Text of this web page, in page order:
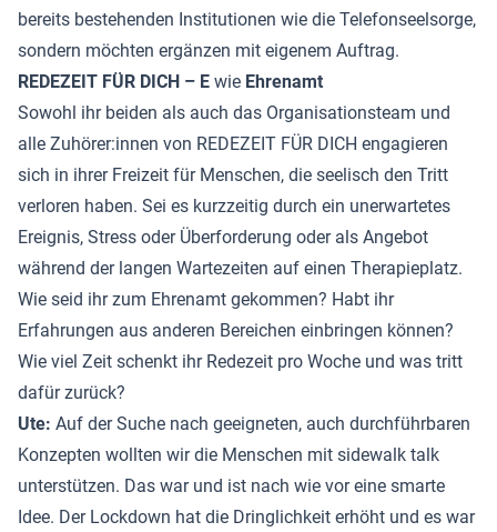
bereits bestehenden Institutionen wie die Telefonseelsorge,
sondern möchten ergänzen mit eigenem Auftrag.
REDEZEIT FÜR DICH – E wie Ehrenamt
Sowohl ihr beiden als auch das Organisationsteam und
alle Zuhörer:innen von REDEZEIT FÜR DICH engagieren
sich in ihrer Freizeit für Menschen, die seelisch den Tritt
verloren haben. Sei es kurzzeitig durch ein unerwartetes
Ereignis, Stress oder Überforderung oder als Angebot
während der langen Wartezeiten auf einen Therapieplatz.
Wie seid ihr zum Ehrenamt gekommen? Habt ihr
Erfahrungen aus anderen Bereichen einbringen können?
Wie viel Zeit schenkt ihr Redezeit pro Woche und was tritt
dafür zurück?
Ute: Auf der Suche nach geeigneten, auch durchführbaren
Konzepten wollten wir die Menschen mit sidewalk talk
unterstützen. Das war und ist nach wie vor eine smarte
Idee. Der Lockdown hat die Dringlichkeit erhöht und es war